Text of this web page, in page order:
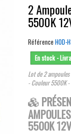
2
5500K
Référence HOD-
En stock -
Lot de 2
- Couleur 5500K -
5500K